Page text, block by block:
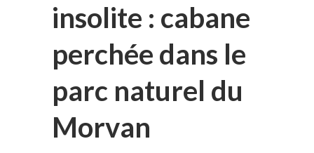
insolite : cabane
perchée dans le
parc naturel du
Morvan